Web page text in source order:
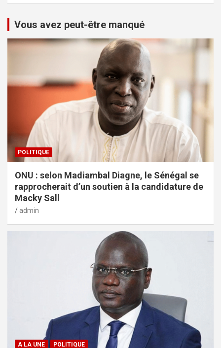
Vous avez peut-être manqué
POLITIQUE
ONU : selon Madiambal Diagne, le Sénégal se
rapprocherait d’un soutien à la candidature de
Macky Sall
admin
A LA UNE POLITIQUE